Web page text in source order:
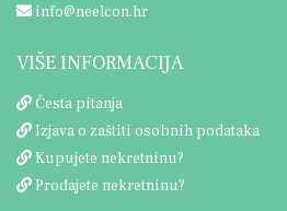
info@neelcon.hr
VIŠE INFORMACIJA
Česta pitanja
Izjava o zaštiti osobnih podataka
Kupujete nekretninu?
Prodajete nekretninu?